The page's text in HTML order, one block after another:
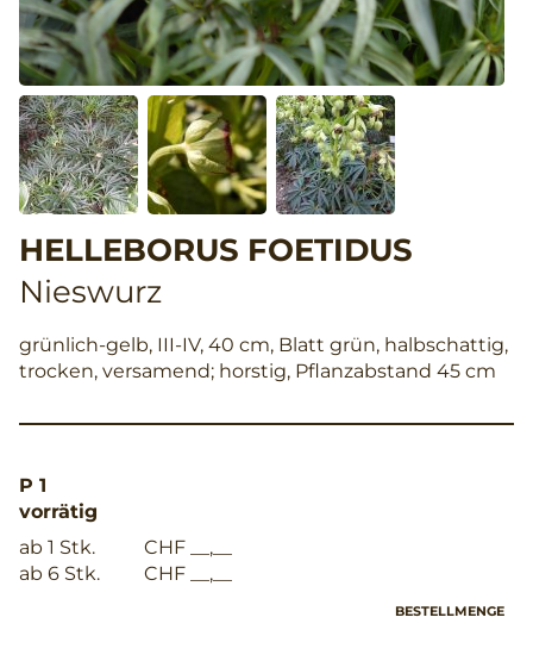
HELLEBORUS FOETIDUS
Nieswurz
grünlich-gelb, III-IV, 40 cm, Blatt grün, halbschattig,
trocken, versamend; horstig, Pflanzabstand 45 cm
P 1
vorrätig
ab 1 Stk.
CHF __,__
ab 6 Stk.
CHF __,__
BESTELLMENGE